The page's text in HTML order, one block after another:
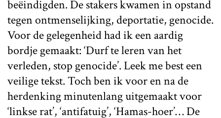
beëindigden. De stakers kwamen in opstand
tegen ontmenselijking, deportatie, genocide.
Voor de gelegenheid had ik een aardig
bordje gemaakt: ‘Durf te leren van het
verleden, stop genocide’. Leek me best een
veilige tekst. Toch ben ik voor en na de
herdenking minutenlang uitgemaakt voor
‘linkse rat’, ‘antifatuig’, ‘Hamas-hoer’… De